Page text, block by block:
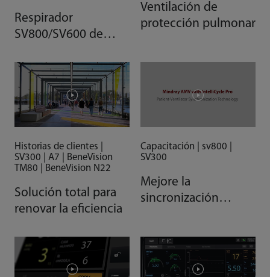
Respirador
SV800/SV600 de
inteligencia conduce
a la facilidad
Ventilación de
protección pulmonar
Historias de clientes |
SV300 | A7 | BeneVision
TM80 | BeneVision N22
Solución total para
renovar la eficiencia
Capacitación | sv800 |
SV300
Mejore la
sincronización